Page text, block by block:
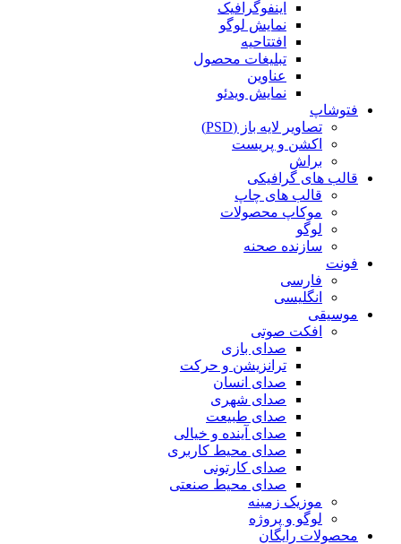
اینفوگرافیک
نمایش لوگو
افتتاحیه
تبلیغات محصول
عناوین
نمایش ویدئو
فتوشاپ
تصاویر لایه باز (PSD)
اکشن و پریست
براش
قالب های گرافیکی
قالب های چاپ
موکاپ محصولات
لوگو
سازنده صحنه
فونت
فارسی
انگلیسی
موسیقی
افکت صوتی
صدای بازی
ترانزیشن و حرکت
صدای انسان
صدای شهری
صدای طبیعت
صدای آینده و خیالی
صدای محیط کاربری
صدای کارتونی
صدای محیط صنعتی
موزیک زمینه
لوگو و پروژه
محصولات رایگان